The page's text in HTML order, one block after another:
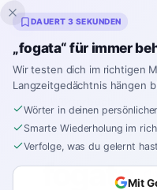
Inklingo
Startseite›Spanisch›
fogata
DAUERT 3 SEKUNDEN
„fogata“ für immer
Wir testen dich im richtigen
Langzeitgedächtnis hängen
Wörter in deinen
Smarte Wiederholung im
Verfolge, was du gelernt hast
Mit